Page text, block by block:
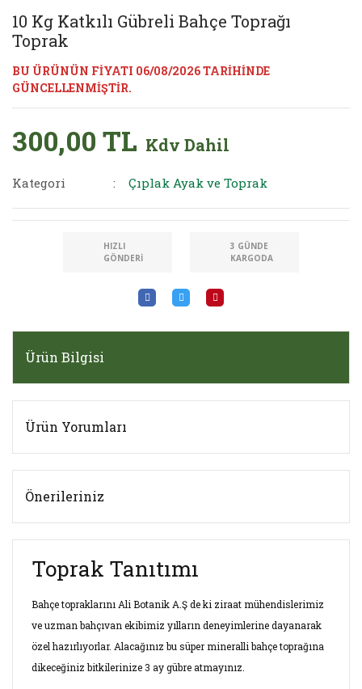
10 Kg Katkılı Gübreli Bahçe Toprağı
Toprak
BU ÜRÜNÜN FİYATI 06/08/2026 TARİHİNDE
GÜNCELLENMİŞTİR.
300,00 TL Kdv Dahil
Kategori Çıplak Ayak ve Toprak
HIZLI
GÖNDERI
3 GÜNDE
KARGODA
Ürün Bilgisi
Ürün Yorumları
Önerileriniz
Toprak Tanıtımı
Bahçe topraklarını Ali Botanik A.Ş de ki ziraat mühendislerimiz
ve uzman bahçıvan ekibimiz yılların deneyimlerine dayanarak
özel hazırlıyorlar. Alacağınız bu süper mineralli bahçe toprağına
dikeceğiniz bitkilerinize 3 ay gübre atmayınız.